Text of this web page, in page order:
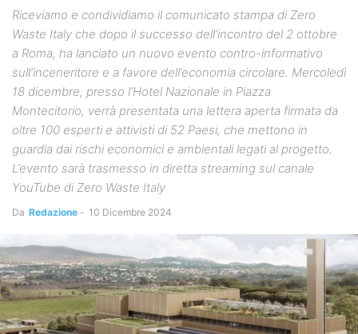
Riceviamo e condividiamo il comunicato stampa di Zero
Waste Italy che dopo il successo dell’incontro del 2 ottobre
a Roma, ha lanciato un nuovo evento contro-informativo
sull’inceneritore e a favore dell’economia circolare. Mercoledì
18 dicembre, presso l’Hotel Nazionale in Piazza
Montecitorio, verrà presentata una lettera aperta firmata da
oltre 100 esperti e attivisti di 52 Paesi, che mettono in
guardia dai rischi economici e ambientali legati al progetto.
L’evento sarà trasmesso in diretta streaming sul canale
YouTube di Zero Waste Italy
Da Redazione - 10 Dicembre 2024